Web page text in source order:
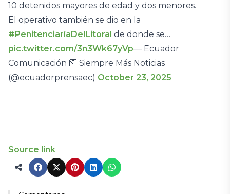
10 detenidos mayores de edad y dos menores.
El operativo también se dio en la
#PenitenciaríaDelLitoral de donde se…
pic.twitter.com/3n3Wk67yVp— Ecuador
Comunicación 🛜 Siempre Más Noticias
(@ecuadorprensaec) October 23, 2025
Source link